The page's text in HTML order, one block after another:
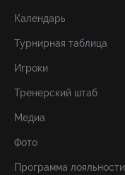
Календарь
Турнирная таблица
Игроки
Тренерский штаб
Медиа
Фото
Программа лояльности